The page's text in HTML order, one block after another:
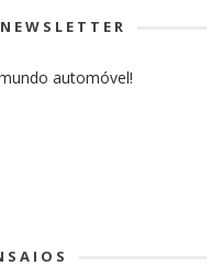
automóvel!